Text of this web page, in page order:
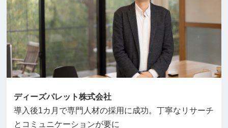
ディーズパレット株式会社
導入後1カ月で専門人材の採用に成功。丁寧なリサーチ
とコミュニケーションが要に